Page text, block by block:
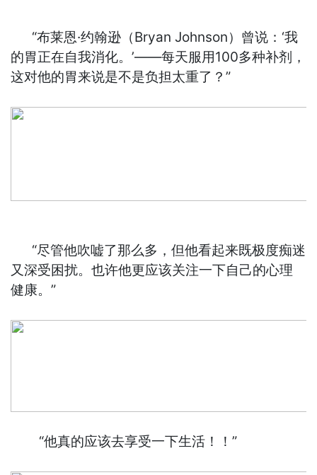
“布莱恩·约翰逊（Bryan Johnson）曾说：‘我
的胃正在自我消化。’——每天服用100多种补剂，
这对他的胃来说是不是负担太重了？”
“尽管他吹嘘了那么多，但他看起来既极度痴迷
又深受困扰。也许他更应该关注一下自己的心理
健康。”
“他真的应该去享受一下生活！！”